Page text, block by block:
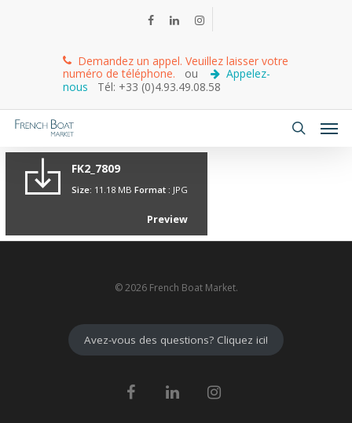
Demandez un appel. Veuillez laisser votre
numéro de téléphone. ou
Appelez-
nous
Tél: +33 (0)4.93.49.08.58
FK2_7809
Size: 11.18 MB Format : JPG
Preview
© 2026 French Boat Market.
Avez-vous des questions? Cliquez ici!